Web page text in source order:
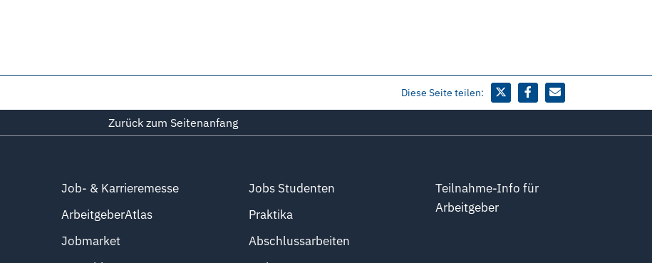
Diese Seite teilen:
Zurück zum Seitenanfang
Job- & Karrieremesse
ArbeitgeberAtlas
Jobmarket
Jobs Studenten
Praktika
Abschlussarbeiten
Teilnahme-Info für
Arbeitgeber